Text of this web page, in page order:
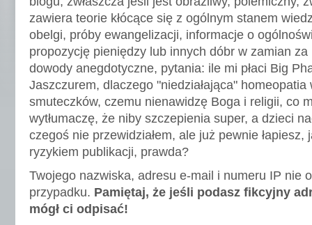
zawiera teorie kłócące się z ogólnym stanem
obelgi, próby ewangelizacji, informacje o
propozycję pieniędzy lub innych dóbr w zamian
dowody anegdotyczne, pytania: ile mi płaci Big
Jaszczurem, dlaczego "niedziałająca" homeopatia
smuteczków, czemu nienawidzę Boga i religii, co
wytłumaczę, że niby szczepienia super, a dzieci
czegoś nie przewidziałem, ale już pewnie
ryzykiem publikacji, prawda?
Twojego nazwiska, adresu e-mail i numeru IP nie
przypadku. Pamiętaj, że jeśli podasz fikcyjny
mógł ci odpisać!